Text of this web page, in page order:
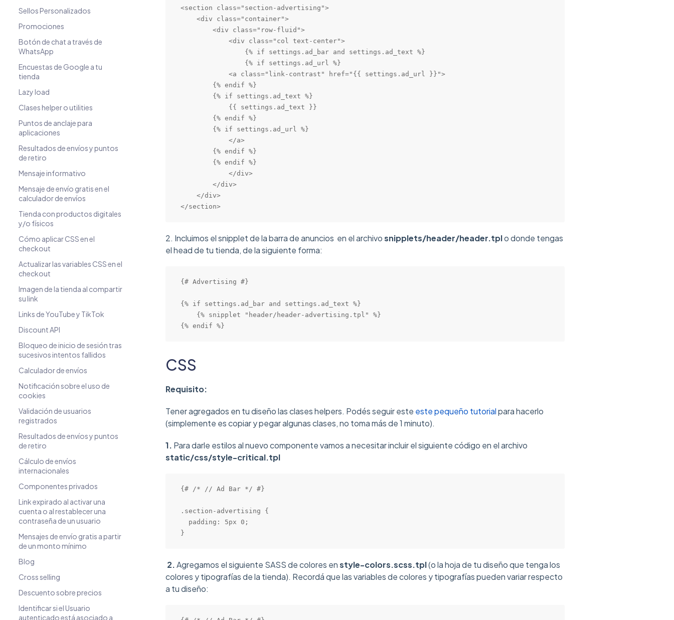
Sellos Personalizados
Promociones
Botón de chat a través de
WhatsApp
Encuestas de Google a tu
tienda
Lazy load
Clases helper o utilities
Puntos de anclaje para
aplicaciones
Resultados de envíos y puntos
de retiro
Mensaje informativo
Mensaje de envío gratis en el
calculador de envíos
Tienda con productos digitales
y/o físicos
Cómo aplicar CSS en el
checkout
Actualizar las variables CSS en el
checkout
Imagen de la tienda al compartir
su link
Links de YouTube y TikTok
Discount API
Bloqueo de inicio de sesión tras
sucesivos intentos fallidos
Calculador de envíos
Notificación sobre el uso de
cookies
Validación de usuarios
registrados
Resultados de envíos y puntos
de retiro
Cálculo de envíos
internacionales
Componentes privados
Link expirado al activar una
cuenta o al restablecer una
contraseña de un usuario
Mensajes de envío gratis a partir
de un monto mínimo
Blog
Cross selling
Descuento sobre precios
Identificar si el Usuario
autenticado está asociado a
<section class="section-advertising">
    <div class="container">
        <div class="row-fluid">
            <div class="col text-center">
                {% if settings.ad_bar and settings.ad_text %}
                {% if settings.ad_url %}
            <a class="link-contrast" href="{{ settings.ad_url }}">
        {% endif %}
        {% if settings.ad_text %}
            {{ settings.ad_text }}
        {% endif %}
        {% if settings.ad_url %}
            </a>
        {% endif %}
        {% endif %}
            </div>
        </div>
    </div>
</section>
2. Incluimos el snipplet de la barra de anuncios en el archivosnipplets/header/header.tplo donde tengas
el head de tu tienda, de la siguiente forma:
{# Advertising #}
{% if settings.ad_bar and settings.ad_text %}
    {% snipplet "header/header-advertising.tpl" %}
{% endif %}
CSS
Requisito:
Tener agregados en tu diseño las clases helpers. Podés seguir este este pequeño tutorialpara hacerlo
(simplemente es copiar y pegar algunas clases, no toma más de 1 minuto).
1. Para darle estilos al nuevo componente vamos a necesitar incluir el siguiente código en el archivo
static/css/style-critical.tpl
{# /* // Ad Bar */ #}
.section-advertising {
  padding: 5px 0;
}
2.Agregamos el siguiente SASS de colores enstyle-colors.scss.tpl(o la hoja de tu diseño que tenga los
colores y tipografías de la tienda). Recordá que las variables de colores y tipografías pueden variar respecto
a tu diseño: